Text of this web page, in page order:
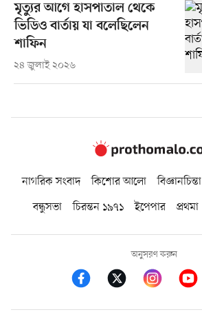
মৃত্যুর আগে হাসপাতাল থেকে
ভিডিও বার্তায় যা বলেছিলেন
শাফিন
২৪ জুলাই ২০২৬
নাগরিক সংবাদ কিশোর আলো বিজ্ঞানচিন্তা
বন্ধুসভা
চিরন্তন ১৯৭১ ইপেপার প্রথমা
অনুসরণ করুন